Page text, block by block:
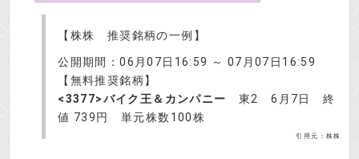
【株株 推奨銘柄の一例】
公開期間：06月07日16:59 ～ 07月07日16:59
【無料推奨銘柄】
<3377>バイク王＆カンパニー
東2 6月7日 終
値 739円 単元株数100株
引用元：株株